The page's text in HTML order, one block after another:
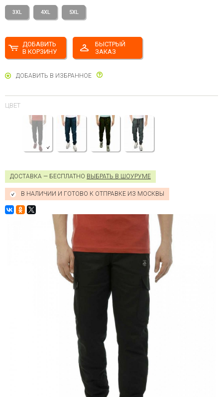
3XL 4XL 5XL
ДОБАВИТЬ
В КОРЗИНУ
БЫСТРЫЙ
ЗАКАЗ
ДОБАВИТЬ В ИЗБРАННОЕ
ЦВЕТ
ДОСТАВКА — БЕСПЛАТНО ВЫБРАТЬ В ШОУРУМЕ
В НАЛИЧИИ И ГОТОВО К ОТПРАВКЕ ИЗ МОСКВЫ